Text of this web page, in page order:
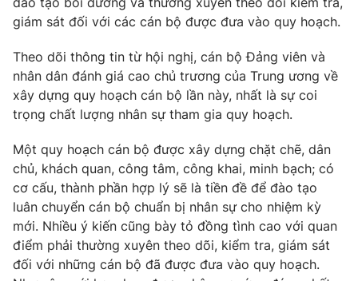
Phim VTV
Nhân vật
Khán giả
Giải sao mai
Giải trí
Điện ảnh
Âm nhạc
Sao
Đời sống
Du lịch
Chất lượng cuộc sống
Giáo dục
Tuyển sinh
Học trực tuyến
Công nghệ
Hitech Công nghệ tương lai
Sản phẩm
Thị trường
Giao lưu trực tuyến
Lịch phát sóng
giám sát đối với các cán bộ được đưa vào quy hoạch.
Theo dõi thông tin từ hội nghị, cán bộ Đảng viên và
nhân dân đánh giá cao chủ trương của Trung ương về
xây dựng quy hoạch cán bộ lần này, nhất là sự coi
trọng chất lượng nhân sự tham gia quy hoạch.
Một quy hoạch cán bộ được xây dựng chặt chẽ, dân
chủ, khách quan, công tâm, công khai, minh bạch; có
cơ cấu, thành phần hợp lý sẽ là tiền đề để đào tạo
luân chuyển cán bộ chuẩn bị nhân sự cho nhiệm kỳ
mới. Nhiều ý kiến cũng bày tỏ đồng tình cao với quan
điểm phải thường xuyên theo dõi, kiểm tra, giám sát
đối với những cán bộ đã được đưa vào quy hoạch.